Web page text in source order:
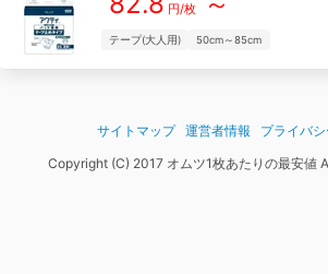
円/枚
テープ(大人用) 50cm～85cm
サイトマップ 運営者情報
プライバ
Copyright (C) 2017 オムツ1枚あたりの最安値